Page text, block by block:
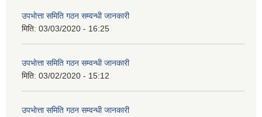
उपभाेत्ता समिति गठन सम्वन्धी जानकारी
मिति: 03/03/2020 - 16:25
उपभाेत्ता समिति गठन सम्वन्धी जानकारी
मिति: 03/02/2020 - 15:12
उपभाेत्ता समिति गठन सम्वन्धी जानकारी